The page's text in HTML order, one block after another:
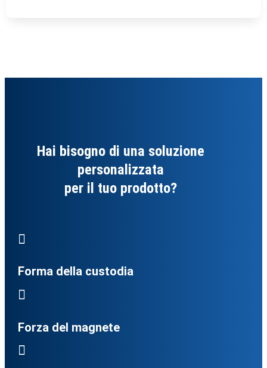
Hai bisogno di una soluzione
personalizzata
per il tuo prodotto?

Forma della custodia

Forza del magnete
